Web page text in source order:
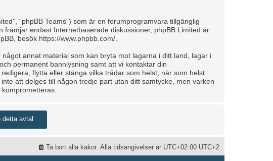
“phpBB Teams”) som är en forumprogramvara tillgänglig
främjar endast Internetbaserade diskussioner, phpBB Limited är
besök https://www.phpbb.com/
annat material som kan bryta mot lagarna i ditt land, lagar i
permanent bannlysning samt att vi kontaktar din
flytta eller stänga vilka trådar som helst, när som helst.
att delges till någon tredje part utan ditt samtycke, men varken
Alla tidsangivelser är UTC+02:00 UTC+2
Ta bort alla kakor